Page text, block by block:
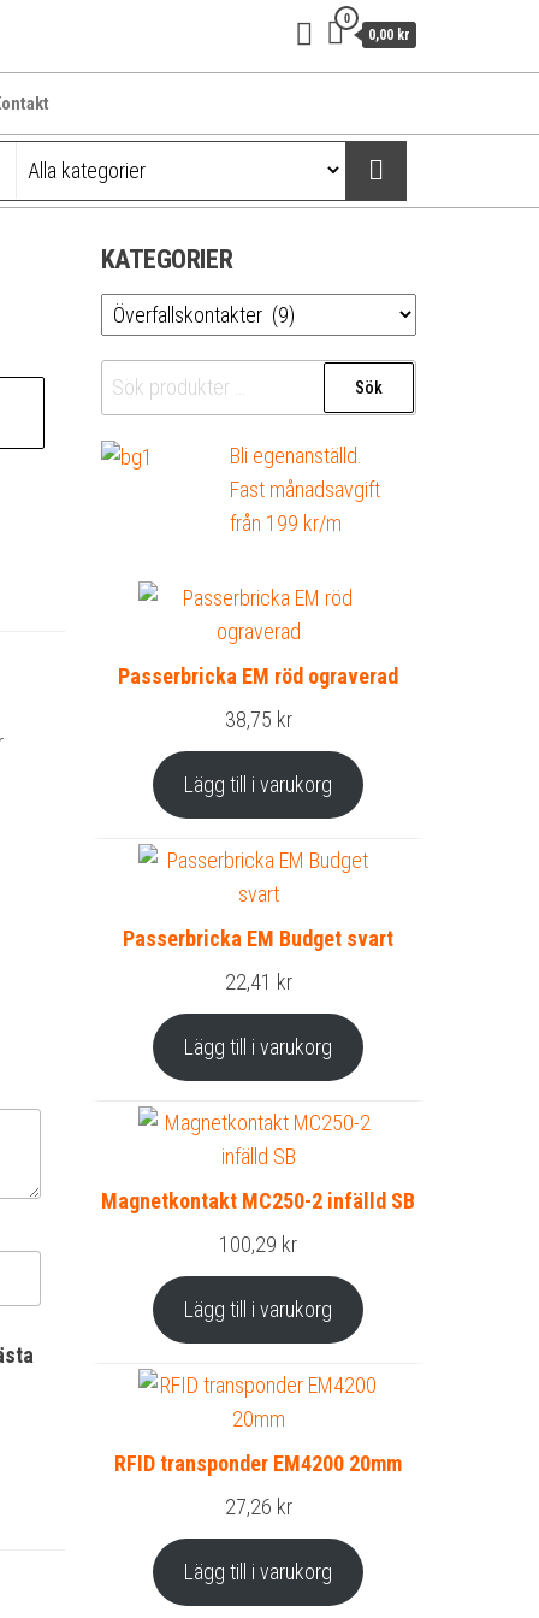
0
0,00 kr
KATEGORIER
Sök
efter:
Sök
Bli egenanställd.
Fast månadsavgift
från 199 kr/m
Passerbricka EM röd ograverad
38,75 kr
Lägg till i varukorg
Passerbricka EM Budget svart
22,41 kr
Lägg till i varukorg
Magnetkontakt MC250-2 infälld SB
100,29 kr
Lägg till i varukorg
RFID transponder EM4200 20mm
27,26 kr
Lägg till i varukorg